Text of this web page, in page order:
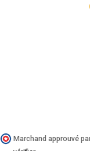
Marchand approuvé